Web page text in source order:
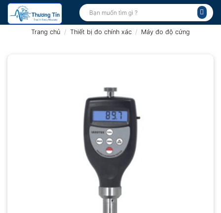
Bỏ
qua
Tìm
kiếm:
Trang chủ / Thiết bị đo chính xác / Máy đo độ cứng